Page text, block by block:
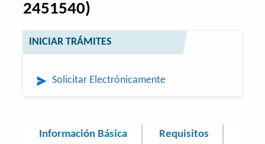
2451540)
INICIAR TRÁMITES
Solicitar Electrónicamente
Información Básica Requisitos